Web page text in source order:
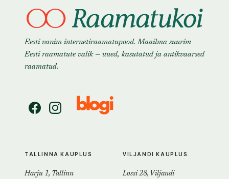
Eesti vanim internetiraamatupood. Maailma suurim
Eesti raamatute valik — uued, kasutatud ja antikvaarsed
raamatud.
TALLINNA KAUPLUS
Harju 1, Tallinn
VILJANDI KAUPLUS
Lossi 28, Viljandi